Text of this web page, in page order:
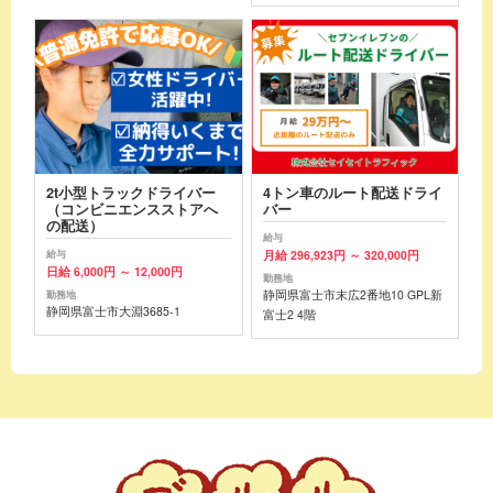
2t小型トラックドライバー
（コンビニエンスストアへ
の配送）
給与
日給 6,000円 ～ 12,000円
勤務地
静岡県富士市大淵3685-1
4トン車のルート配送ドライ
バー
給与
月給 296,923円 ～ 320,000円
勤務地
静岡県富士市末広2番地10 GPL新
富士2 4階